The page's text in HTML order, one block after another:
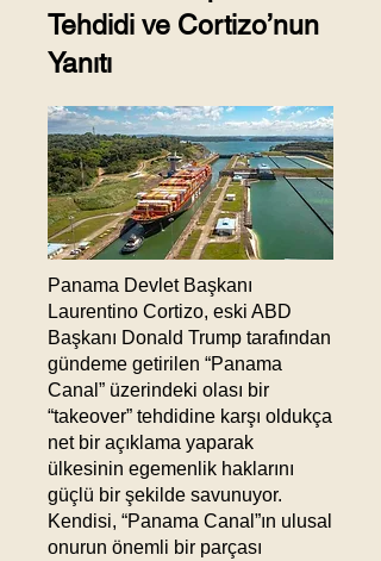
Tehdidi ve Cortizo’nun
Yanıtı
Panama Devlet Başkanı
Laurentino Cortizo, eski ABD
Başkanı Donald Trump tarafından
gündeme getirilen “Panama
Canal” üzerindeki olası bir
“takeover” tehdidine karşı oldukça
net bir açıklama yaparak
ülkesinin egemenlik haklarını
güçlü bir şekilde savunuyor.
Kendisi, “Panama Canal”ın ulusal
onurun önemli bir parçası